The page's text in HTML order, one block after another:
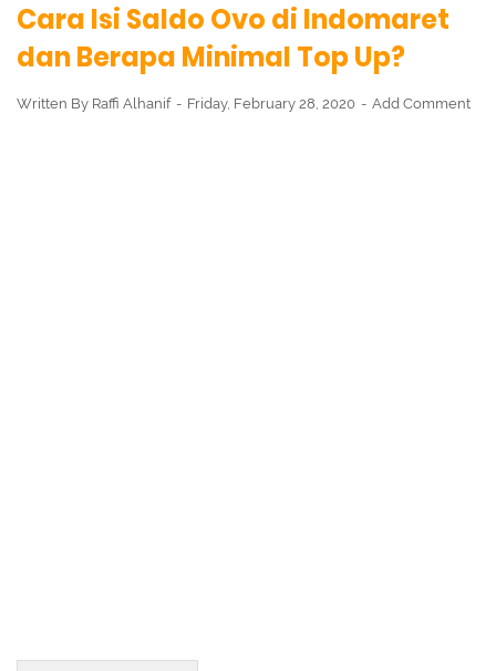
Cara Isi Saldo Ovo di Indomaret
dan Berapa Minimal Top Up?
Written By Raffi Alhanif Friday, February 28, 2020 Add Comment